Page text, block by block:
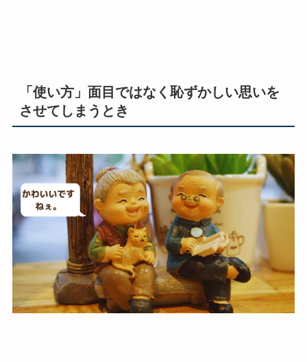
「使い方」面目ではなく恥ずかしい思いを
させてしまうとき